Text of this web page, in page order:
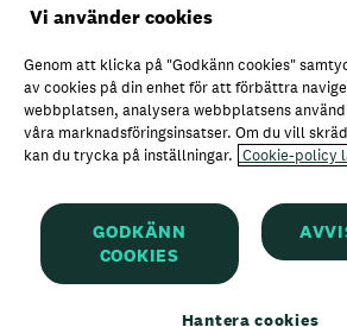
Personuppgiftspolicy
Axfoods integritetspolicy
Här kan du köpa Garant
Garant är ett registrerat varumärke
Vi använder cookies
Genom att klicka på "Godkänn cookies"
av cookies på din enhet för att förbättra
webbplatsen, analysera webbplatsens
våra marknadsföringsinsatser. Om du vill
kan du trycka på inställningar. Cookie-policy
GODKÄNN
COOKIES
Hantera cookies